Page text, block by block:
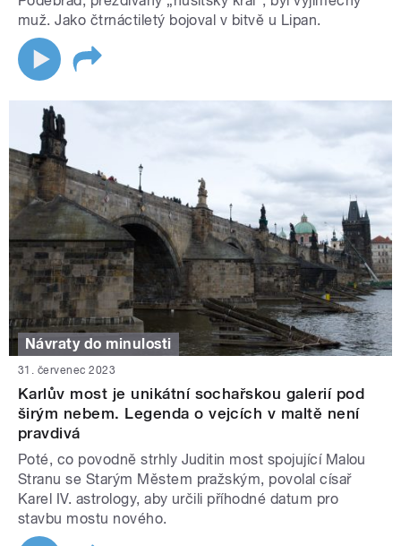
muž. Jako čtrnáctiletý bojoval v bitvě u Lipan.
Návraty do minulosti
31. červenec 2023
Karlův most je unikátní sochařskou galerií pod
širým nebem. Legenda o vejcích v maltě není
pravdivá
Poté, co povodně strhly Juditin most spojující Malou
Stranu se Starým Městem pražským, povolal císař
Karel IV. astrology, aby určili příhodné datum pro
stavbu mostu nového.